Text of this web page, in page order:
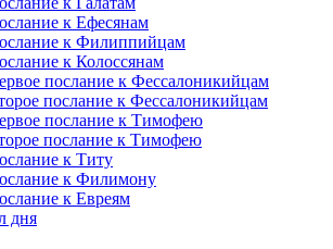
к Ефесянам
к Филиппийцам
к Колоссянам
послание к Фессалоникийцам
послание к Фессалоникийцам
послание к Тимофею
послание к Тимофею
к Титу
к Филимону
к Евреям
дня